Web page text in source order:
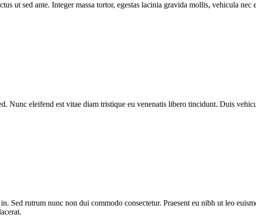
ut sed ante. Integer massa tortor, egestas lacinia gravida mollis, vehicula
Nunc eleifend est vitae diam tristique eu venenatis libero tincidunt. Duis
Sed rutrum nunc non dui commodo consectetur. Praesent eu nibh ut leo